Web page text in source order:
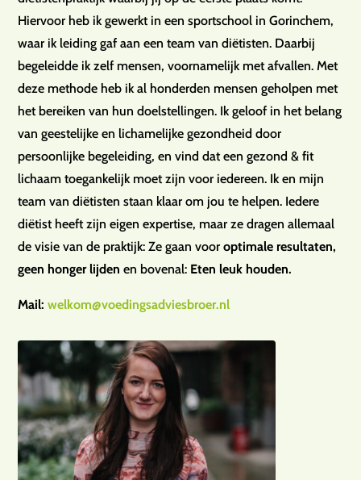
Hiervoor heb ik gewerkt in een sportschool in Gorinchem,
waar ik leiding gaf aan een team van diëtisten. Daarbij
begeleidde ik zelf mensen, voornamelijk met afvallen. Met
deze methode heb ik al honderden mensen geholpen met
het bereiken van hun doelstellingen. Ik geloof in het belang
van geestelijke en lichamelijke gezondheid door
persoonlijke begeleiding, en vind dat een gezond & fit
lichaam toegankelijk moet zijn voor iedereen. Ik en mijn
team van diëtisten staan klaar om jou te helpen. Iedere
diëtist heeft zijn eigen expertise, maar ze dragen allemaal
de visie van de praktijk: Ze gaan vooroptimale resultaten,
geen honger lijden en bovenal: Eten leuk houden.
Mail: welkom@voedingsadviesbroer.nl